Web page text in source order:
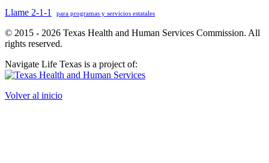
Llame 2-1-1
para programas y servicios estatales
© 2015 - 2026 Texas Health and Human Services Commission. All
rights reserved.
Navigate Life Texas is a project of:
Volver al inicio